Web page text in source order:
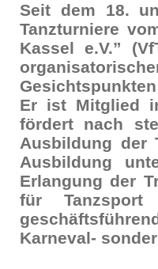
Seit dem 18.
Tanzturniere
Kassel e.V.”
Er ist Mitglied
fördert nach
Ausbildung der
Ausbildung
Erlangung der
für
Karneval-